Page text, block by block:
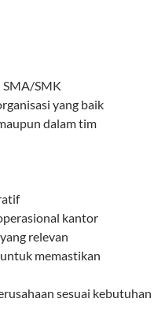
SMA/SMK
yang baik
dalam tim
kantor
relevan
memastikan
sesuai kebutuhan